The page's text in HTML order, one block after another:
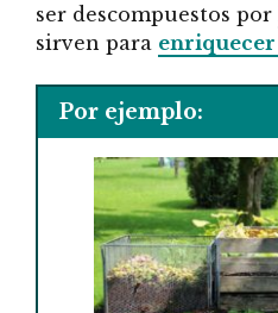
ser descompuestos por
sirven para enriquecer
Por ejemplo: